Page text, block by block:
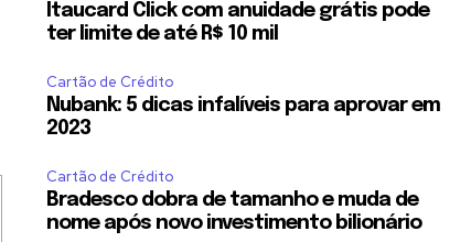
Itaucard Click com anuidade grátis pode
ter limite de até R$ 10 mil
Cartão de Crédito
Nubank: 5 dicas infalíveis para aprovar em
2023
Cartão de Crédito
Bradesco dobra de tamanho e muda de
nome após novo investimento bilionário